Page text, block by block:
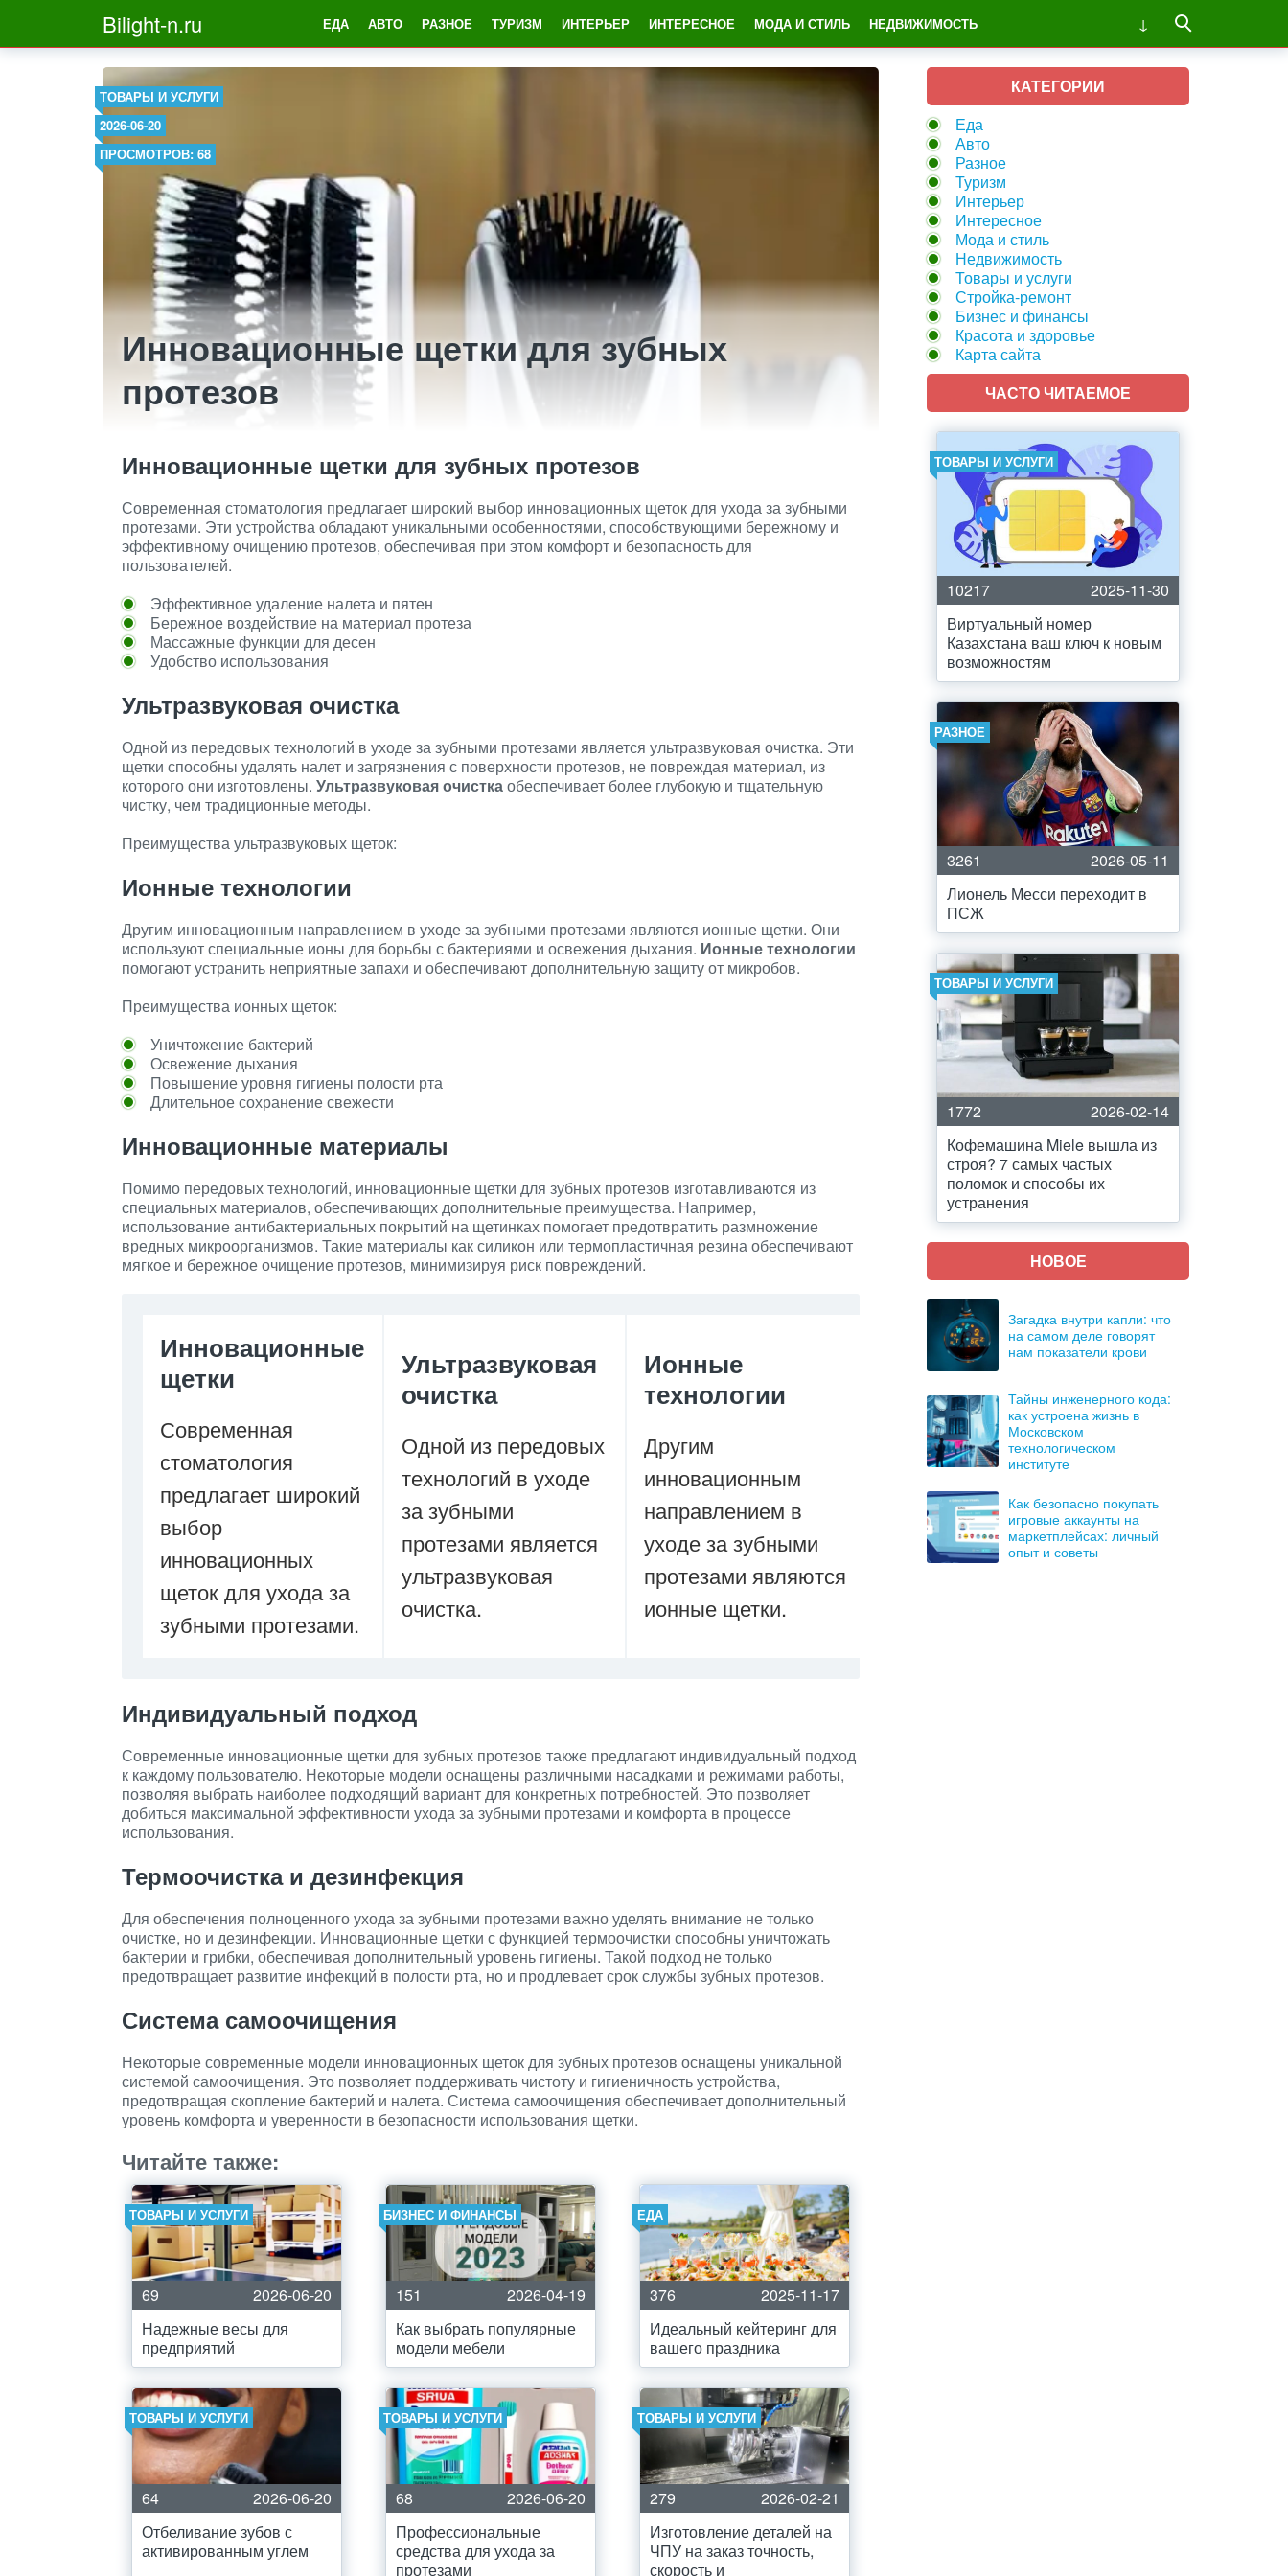
Bilight-n.ru ЕДА АВТО РАЗНОЕ ТУРИЗМ ИНТЕРЬЕР ИНТЕРЕСНОЕ МОДА И СТИЛЬ НЕДВИЖИМОСТЬ
ТОВАРЫ И УСЛУГИ
2026-06-20
ПРОСМОТРОВ: 68
Инновационные щетки для зубных
протезов
Инновационные щетки для зубных протезов
Современная стоматология предлагает широкий выбор инновационных щеток для ухода за зубными
протезами. Эти устройства обладают уникальными особенностями, способствующими бережному и
эффективному очищению протезов, обеспечивая при этом комфорт и безопасность для
пользователей.
Эффективное удаление налета и пятен
Бережное воздействие на материал протеза
Массажные функции для десен
Удобство использования
Ультразвуковая очистка
Одной из передовых технологий в уходе за зубными протезами является ультразвуковая очистка. Эти
щетки способны удалять налет и загрязнения с поверхности протезов, не повреждая материал, из
которого они изготовлены. Ультразвуковая очисткаобеспечивает более глубокую и тщательную
чистку, чем традиционные методы.
Преимущества ультразвуковых щеток:
Ионные технологии
Другим инновационным направлением в уходе за зубными протезами являются ионные щетки. Они
используют специальные ионы для борьбы с бактериями и освежения дыхания. Ионные технологии
помогают устранить неприятные запахи и обеспечивают дополнительную защиту от микробов.
Преимущества ионных щеток:
Уничтожение бактерий
Освежение дыхания
Повышение уровня гигиены полости рта
Длительное сохранение свежести
Инновационные материалы
Помимо передовых технологий, инновационные щетки для зубных протезов изготавливаются из
специальных материалов, обеспечивающих дополнительные преимущества. Например,
использование антибактериальных покрытий на щетинках помогает предотвратить размножение
вредных микроорганизмов. Такие материалы как силикон или термопластичная резина обеспечивают
мягкое и бережное очищение протезов, минимизируя риск повреждений.
Инновационные
щетки
Современная
стоматология
предлагает широкий
выбор
инновационных
щеток для ухода за
зубными протезами.
Ультразвуковая
очистка
Одной из передовых
технологий в уходе
за зубными
протезами является
ультразвуковая
очистка.
Ионные
технологии
Другим
инновационным
направлением в
уходе за зубными
протезами являются
ионные щетки.
Индивидуальный подход
Современные инновационные щетки для зубных протезов также предлагают индивидуальный подход
к каждому пользователю. Некоторые модели оснащены различными насадками и режимами работы,
позволяя выбрать наиболее подходящий вариант для конкретных потребностей. Это позволяет
добиться максимальной эффективности ухода за зубными протезами и комфорта в процессе
использования.
Термоочистка и дезинфекция
Для обеспечения полноценного ухода за зубными протезами важно уделять внимание не только
очистке, но и дезинфекции. Инновационные щетки с функцией термоочистки способны уничтожать
бактерии и грибки, обеспечивая дополнительный уровень гигиены. Такой подход не только
предотвращает развитие инфекций в полости рта, но и продлевает срок службы зубных протезов.
Система самоочищения
Некоторые современные модели инновационных щеток для зубных протезов оснащены уникальной
системой самоочищения. Это позволяет поддерживать чистоту и гигиеничность устройства,
предотвращая скопление бактерий и налета. Система самоочищения обеспечивает дополнительный
уровень комфорта и уверенности в безопасности использования щетки.
Читайте также:
ТОВАРЫ И УСЛУГИ
69
2026-06-20
Надежные весы для
предприятий
БИЗНЕС И ФИНАНСЫ
151
2026-04-19
Как выбрать популярные
модели мебели
ЕДА
376
2025-11-17
Идеальный кейтеринг для
вашего праздника
ТОВАРЫ И УСЛУГИ
64
2026-06-20
Отбеливание зубов с
активированным углем
ТОВАРЫ И УСЛУГИ
68
2026-06-20
Профессиональные
средства для ухода за
протезами
ТОВАРЫ И УСЛУГИ
279
2026-02-21
Изготовление деталей на
ЧПУ на заказ точность,
скорость и
КАТЕГОРИИ
Еда
Авто
Разное
Туризм
Интерьер
Интересное
Мода и стиль
Недвижимость
Товары и услуги
Стройка-ремонт
Бизнес и финансы
Красота и здоровье
Карта сайта
ЧАСТО ЧИТАЕМОЕ
ТОВАРЫ И УСЛУГИ
10217
2025-11-30
Виртуальный номер
Казахстана ваш ключ к новым
возможностям
РАЗНОЕ
3261
2026-05-11
Лионель Месси переходит в
ПСЖ
ТОВАРЫ И УСЛУГИ
1772
2026-02-14
Кофемашина Miele вышла из
строя? 7 самых частых
поломок и способы их
устранения
НОВОЕ
Загадка внутри капли: что
на самом деле говорят
нам показатели крови
Тайны инженерного кода:
как устроена жизнь в
Московском
технологическом
институте
Как безопасно покупать
игровые аккаунты на
маркетплейсах: личный
опыт и советы